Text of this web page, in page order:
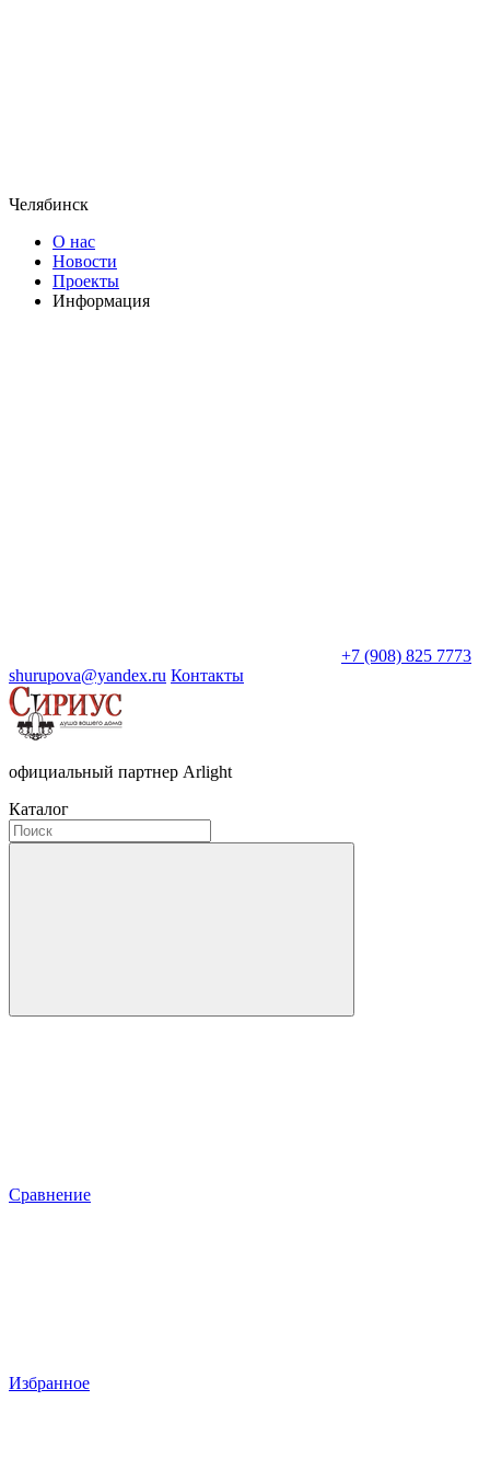
Челябинск
О нас
Новости
Проекты
Информация
+7 (908) 825 7773
shurupova@yandex.ru Контакты
официальный партнер Arlight
Каталог
Сравнение
Избранное